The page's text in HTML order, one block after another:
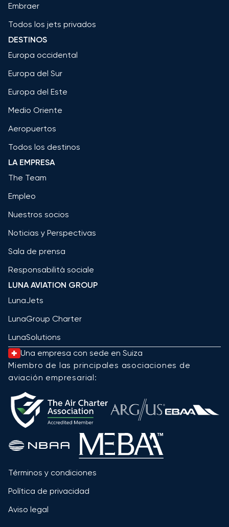
Embraer
Todos los jets privados
DESTINOS
Europa occidental
Europa del Sur
Europa del Este
Medio Oriente
Aeropuertos
Todos los destinos
LA EMPRESA
The Team
Empleo
Nuestros socios
Noticias y Perspectivas
Sala de prensa
Responsabilità sociale
LUNA AVIATION GROUP
LunaJets
LunaGroup Charter
LunaSolutions
Una empresa con sede en Suiza
Miembro de las principales asociaciones de
aviación empresarial:
Términos y condiciones
Política de privacidad
Aviso legal